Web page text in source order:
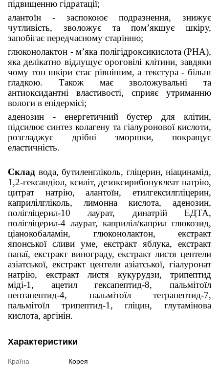
підвищенню гідратації;
алантоїн - заспокоює подразнення, знижує
чутливість, зволожує та пом’якшує шкіру,
запобігає передчасному старінню;
глюконолактон - м’яка полігідроксикислота (PHA),
яка делікатно відлущує ороговілі клітини, завдяки
чому тон шкіри стає рівнішим, а текстура - більш
гладкою. Також має зволожувальні та
антиоксидантні властивості, сприяє утриманню
вологи в епідермісі;
аденозин - енергетичний бустер для клітин,
підсилює синтез колагену та гіалуронової кислоти,
розгладжує дрібні зморшки, покращує
еластичність.
Склад вода, бутиленгліколь, гліцерин, ніацинамід,
1,2-гександіол, ксиліт, дезоксирибонуклеат натрію,
цитрат натрію, алантоїн, етилгексилгліцерин,
каприлілгліколь, лимонна кислота, аденозин,
полігліцерил-10 лаурат, динатрій ЕДТА,
полігліцерил-4 лаурат, каприліл/каприл глюкозид,
ціанокобаламін, глюконолактон, екстракт
японської сливи уме, екстракт яблука, екстракт
папаї, екстракт винограду, екстракт листя центели
азіатської, екстракт центели азіатської, гіалуронат
натрію, екстракт листя кукурудзи, трипептид
міді-1, ацетил гексапептид-8, пальмітоїл
пентапептид-4, пальмітоїл тетрапептид-7,
пальмітоїл трипептид-1, гліцин, глутамінова
кислота, аргінін.
Характеристики
Країна
Корея